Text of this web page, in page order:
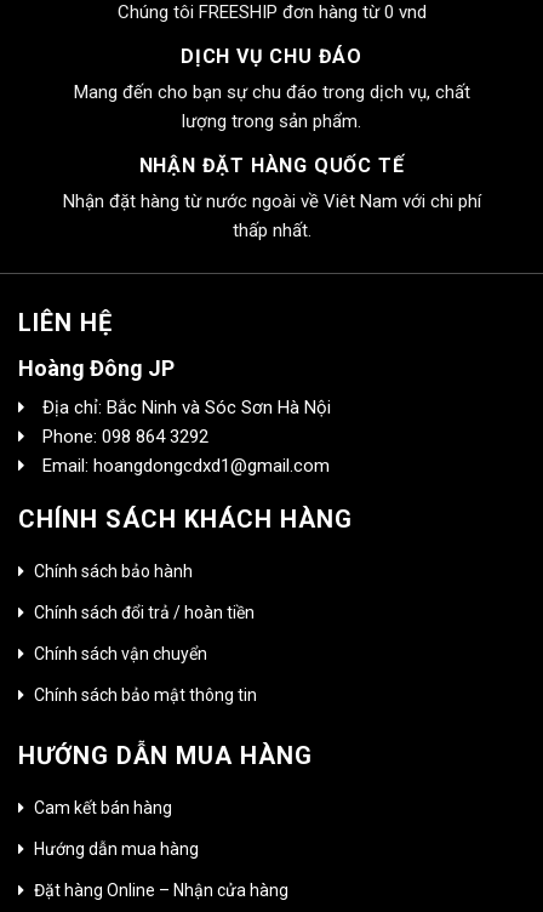
Chúng tôi FREESHIP đơn hàng từ 0 vnd
DỊCH VỤ CHU ĐÁO
Mang đến cho bạn sự chu đáo trong dịch vụ, chất
lượng trong sản phẩm.
NHẬN ĐẶT HÀNG QUỐC TẾ
Nhận đặt hàng từ nước ngoài về Viêt Nam với chi phí
thấp nhất.
LIÊN HỆ
Hoàng Đông JP
Địa chỉ: Bắc Ninh và Sóc Sơn Hà Nội
Phone: 098 864 3292
Email: hoangdongcdxd1@gmail.com
CHÍNH SÁCH KHÁCH HÀNG
Chính sách bảo hành
Chính sách đổi trả / hoàn tiền
Chính sách vận chuyển
Chính sách bảo mật thông tin
HƯỚNG DẪN MUA HÀNG
Cam kết bán hàng
Hướng dẫn mua hàng
Đặt hàng Online – Nhận cửa hàng